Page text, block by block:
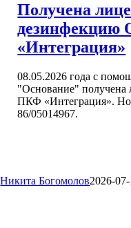
Получена
«Интеграция»
08.05.2026 года с
"Основание"
ПКФ «Интеграция».
86/05014967.
Никита Богомолов2026-